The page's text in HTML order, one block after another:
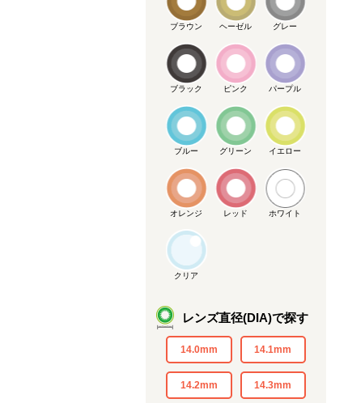
ブラウン ヘーゼル グレー
ブラック ピンク パープル
ブルー グリーン イエロー
オレンジ レッド ホワイト
クリア
レンズ直径(DIA)で探す
14.0mm 14.1mm
14.2mm 14.3mm